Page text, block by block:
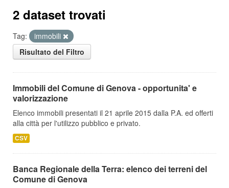
2 dataset trovati
Tag:
immobili
Risultato del Filtro
Immobili del Comune di Genova - opportunita' e
valorizzazione
Elenco immobili presentati il 21 aprile 2015 dalla P.A. ed offerti
alla città per l'utilizzo pubblico e privato.
CSV
Banca Regionale della Terra: elenco dei terreni del
Comune di Genova